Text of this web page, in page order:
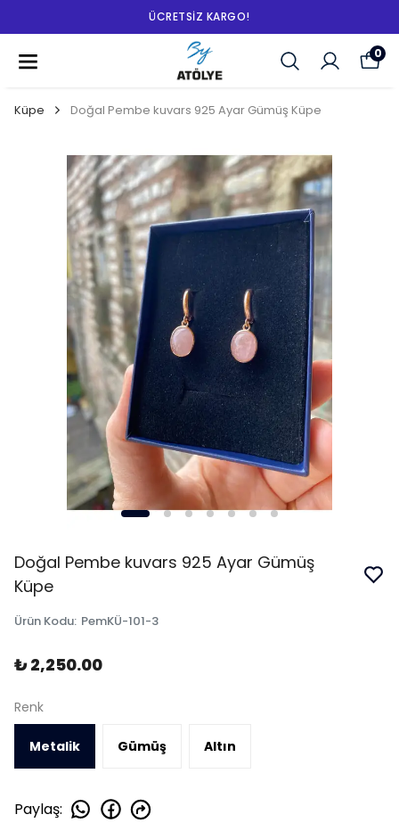
ÜCRETSIZ KARGO!
0
Küpe Doğal Pembe kuvars 925 Ayar Gümüş Küpe
Doğal Pembe kuvars 925 Ayar Gümüş
Küpe
Ürün Kodu: PemKÜ-101-3
₺ 2,250.00
Renk
Metalik Gümüş Altın
Paylaş: